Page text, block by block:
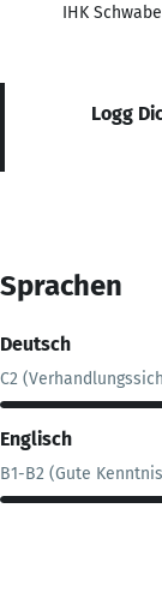
IHK
Logg
Sprachen
Deutsch
C2
Englisch
B1-B2 (Gute